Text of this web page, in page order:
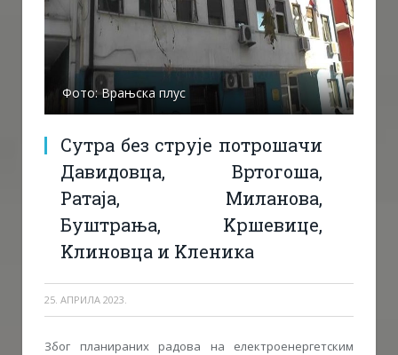
Фото: Врањска плус
Сутра без струје потрошачи
Давидовца, Вртогоша,
Ратаја, Миланова,
Буштрања, Kршевице,
Kлиновца и Kленика
25. АПРИЛА 2023.
Због планираних радова на електроенергетским